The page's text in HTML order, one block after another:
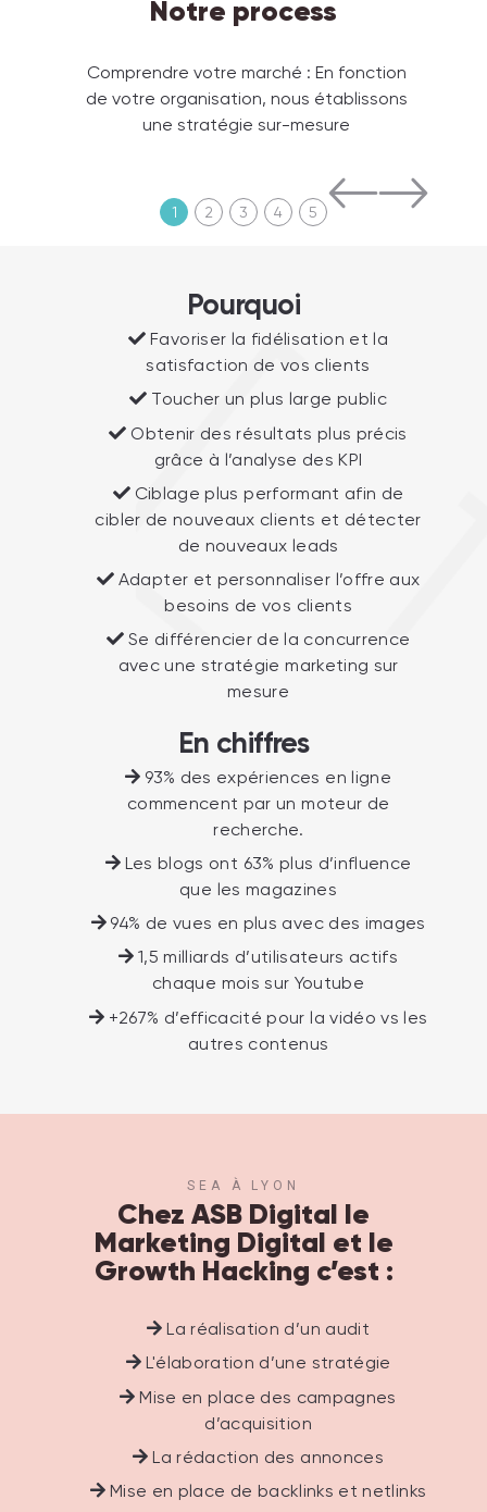
Notre process
Comprendre votre marché : En fonction
de votre organisation, nous établissons
une stratégie sur-mesure
1 2 3 4 5
Pourquoi
Favoriser la fidélisation et la
satisfaction de vos clients
Toucher un plus large public
Obtenir des résultats plus précis
grâce à l’analyse des KPI
Ciblage plus performant afin de
cibler de nouveaux clients et détecter
de nouveaux leads
Adapter et personnaliser l’offre aux
besoins de vos clients
Se différencier de la concurrence
avec une stratégie marketing sur
mesure
En chiffres
93% des expériences en ligne
commencent par un moteur de
recherche.
Les blogs ont 63% plus d’influence
que les magazines
94% de vues en plus avec des images
1,5 milliards d’utilisateurs actifs
chaque mois sur Youtube
+267% d’efficacité pour la vidéo vs les
autres contenus
SEA À LYON
Chez ASB Digital le
Marketing Digital et le
Growth Hacking c’est :
La réalisation d’un audit
L'élaboration d’une stratégie
Mise en place des campagnes
d’acquisition
La rédaction des annonces
Mise en place de backlinks et netlinks